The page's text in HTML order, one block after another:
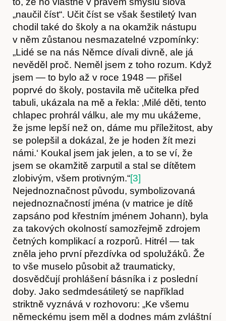
Články
„naučil číst“. Učit číst se však šestiletý Ivan
chodil také do školy a na okamžik nástupu
v něm zůstanou nesmazatelné vzpomínky:
„Lidé se na nás Němce dívali divně, ale já
nevěděl proč. Neměl jsem z toho rozum. Když
jsem — to bylo až v roce 1948 — přišel
poprvé do školy, postavila mě učitelka před
tabuli, ukázala na mě a řekla: ‚Milé děti, tento
chlapec prohrál válku, ale my mu ukážeme,
že jsme lepší než on, dáme mu příležitost, aby
se polepšil a dokázal, že je hoden žít mezi
námi.‘ Koukal jsem jak jelen, a to se ví, že
jsem se okamžitě zarputil a stal se dítětem
zlobivým, všem protivným.“[3]
Nejednoznačnost původu, symbolizovaná
nejednoznačností jména (v matrice je dítě
zapsáno pod křestním jménem Johann), byla
za takových okolností samozřejmě zdrojem
četných komplikací a rozporů. Hitrél — tak
zněla jeho první přezdívka od spolužáků. Že
to vše muselo působit až traumaticky,
dosvědčují prohlášení básníka i z poslední
doby. Jako sedmdesátiletý se například
striktně vyznává v rozhovoru: „Ke všemu
německému jsem měl a dodnes mám zvláštní